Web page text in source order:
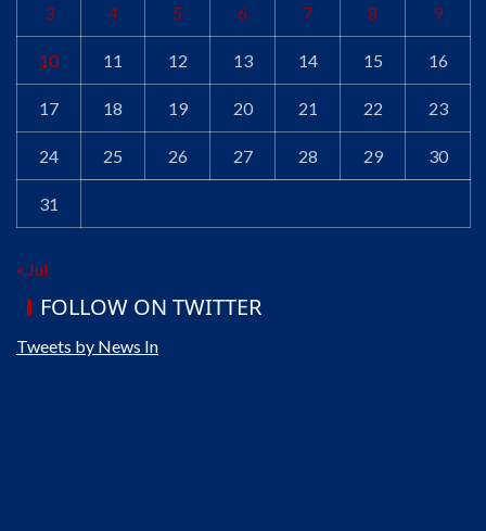
3 4 5 6 7 8 9
10 11 12 13 14 15 16
17 18 19 20 21 22 23
24 25 26 27 28 29 30
31
« Jul
FOLLOW ON TWITTER
Tweets by News In